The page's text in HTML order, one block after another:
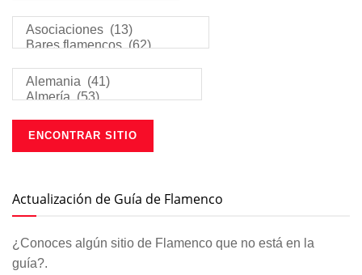
Actualización de Guía de Flamenco
¿Conoces algún sitio de Flamenco que no está en la
guía?.